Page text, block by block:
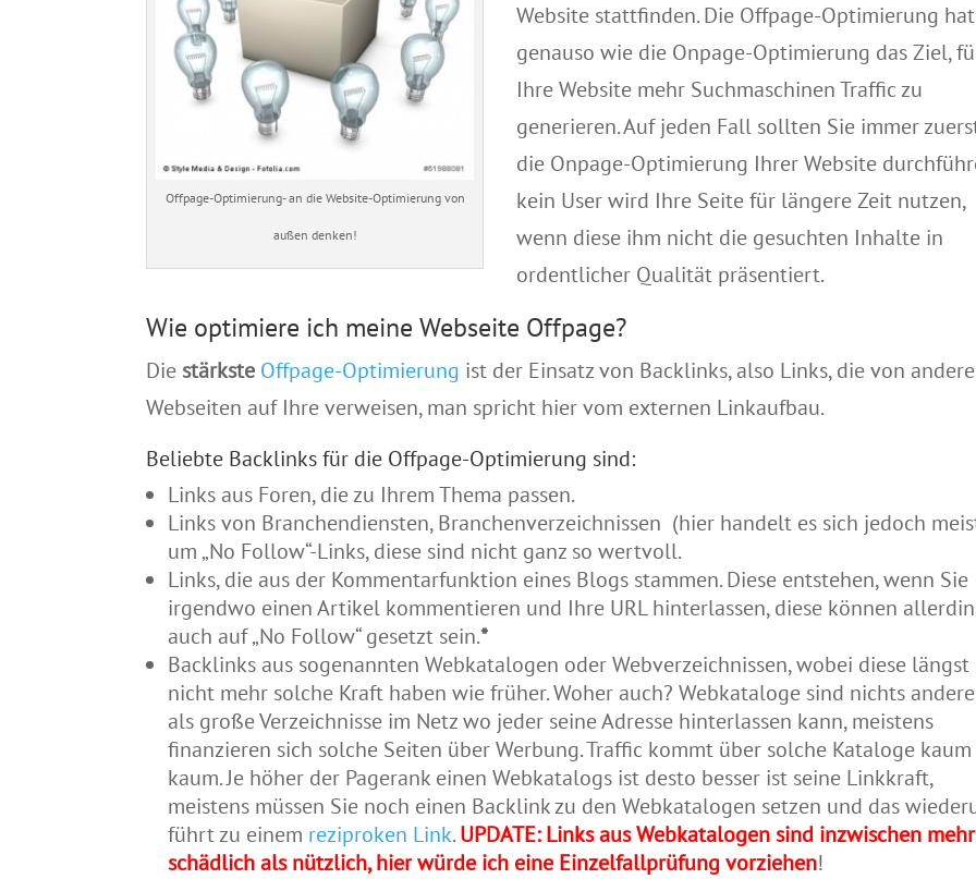
Offpage-Optimierung- an die Website-Optimierung von
außen denken!
Website stattfinden.Die Offpage-Optimierung hat
genauso wie die Onpage-Optimierung das Ziel,
Ihre Website mehr Suchmaschinen Traffic zu
generieren.Auf jeden Fall sollten Sie immer
die Onpage-Optimierung Ihrer Website
kein User wird Ihre Seite für längere Zeit nutzen,
wenn diese ihm nicht die gesuchten Inhalte in
ordentlicher Qualität präsentiert.
Wie optimiere ich meine Webseite Offpage?
Die stärkste Offpage-Optimierung ist der Einsatz von Backlinks, also Links, die von
Webseiten auf Ihre verweisen, man spricht hier vom externen Linkaufbau.
Beliebte Backlinks für die Offpage-Optimierung sind:
Links aus Foren, die zu Ihrem Thema passen.
Links von Branchendiensten, Branchenverzeichnissen (hier handelt es sich jedoch
um „No Follow“-Links, diese sind nicht ganz so wertvoll.
Links, die aus der Kommentarfunktion eines Blogs stammen. Diese entstehen, wenn Sie
irgendwo einen Artikel kommentieren und Ihre URL hinterlassen, diese können
auch auf „No Follow“ gesetzt sein.*
Backlinks aus sogenannten Webkatalogen oder Webverzeichnissen, wobei diese längst
nicht mehr solche Kraft haben wie früher. Woher auch? Webkataloge sind nichts
als große Verzeichnisse im Netz wo jeder seine Adresse hinterlassen kann, meistens
finanzieren sich solche Seiten über Werbung. Traffic kommt über solche Kataloge kaum
kaum. Je höher der Pagerank einen Webkatalogs ist desto besser ist seine Linkkraft,
meistens müssen Sie noch einen Backlink zu den Webkatalogen setzen und das
führt zu einem reziproken Link.UPDATE: Links aus Webkatalogen sind inzwischen mehr
schädlich als nützlich, hier würde ich eine Einzelfallprüfung vorziehen!